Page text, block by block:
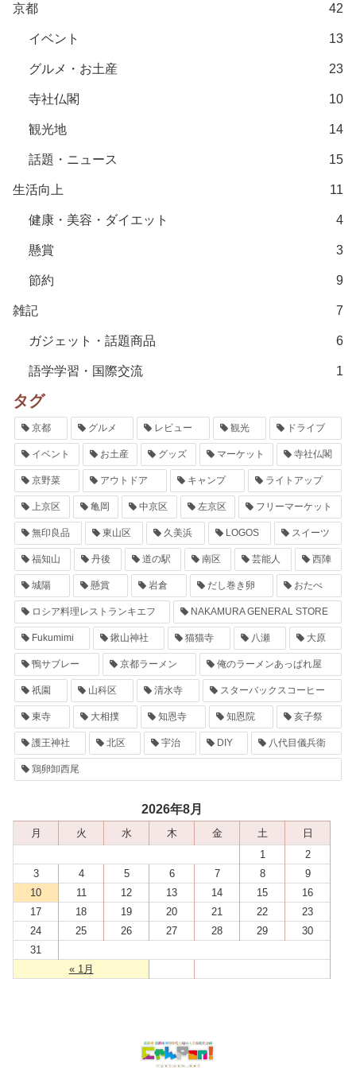
京都 42
イベント 13
グルメ・お土産 23
寺社仏閣 10
観光地 14
話題・ニュース 15
生活向上 11
健康・美容・ダイエット 4
懸賞 3
節約 9
雑記 7
ガジェット・話題商品 6
語学学習・国際交流 1
タグ
京都 グルメ レビュー 観光 ドライブ
イベント お土産 グッズ マーケット 寺社仏閣
京野菜 アウトドア キャンプ ライトアップ
上京区 亀岡 中京区 左京区 フリーマーケット
無印良品 東山区 久美浜 LOGOS スイーツ
福知山 丹後 道の駅 南区 芸能人 西陣
城陽 懸賞 岩倉 だし巻き卵 おたべ
ロシア料理レストランキエフ NAKAMURA GENERAL STORE
Fukumimi 鍬山神社 猫猫寺 八瀬 大原
鴨サブレー 京都ラーメン 俺のラーメンあっぱれ屋
祇園 山科区 清水寺 スターバックスコーヒー
東寺 大相撲 知恩寺 知恩院 亥子祭
護王神社 北区 宇治 DIY 八代目儀兵衛
鶏卵卸西尾
2026年8月
月 火 水 木 金 土 日
« 1月
1
2
3
4 5 6 7 8
9
10
11 12 13 14 15
16
17
18 19 20 21 22
23
24
25 26 27 28 29
30
31